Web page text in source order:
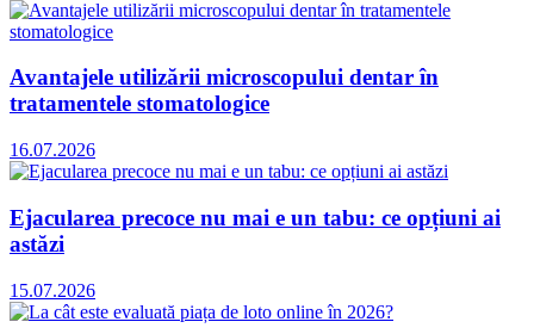
Avantajele utilizării microscopului dentar în
tratamentele stomatologice
16.07.2026
Ejacularea precoce nu mai e un tabu: ce opțiuni ai
astăzi
15.07.2026